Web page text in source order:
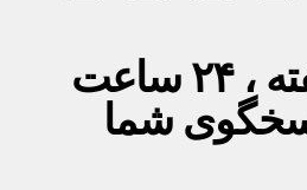
هفت روز هفته ، ۲۴ ساعت
شما